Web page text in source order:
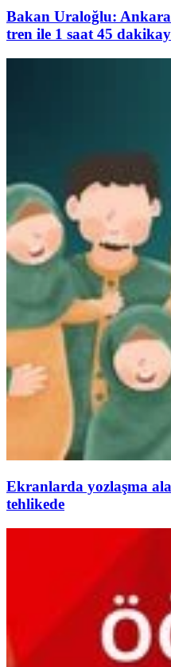
Bakan Uraloğlu:
tren ile 1 saat 45
Ekranlarda yozlaşma
tehlikede